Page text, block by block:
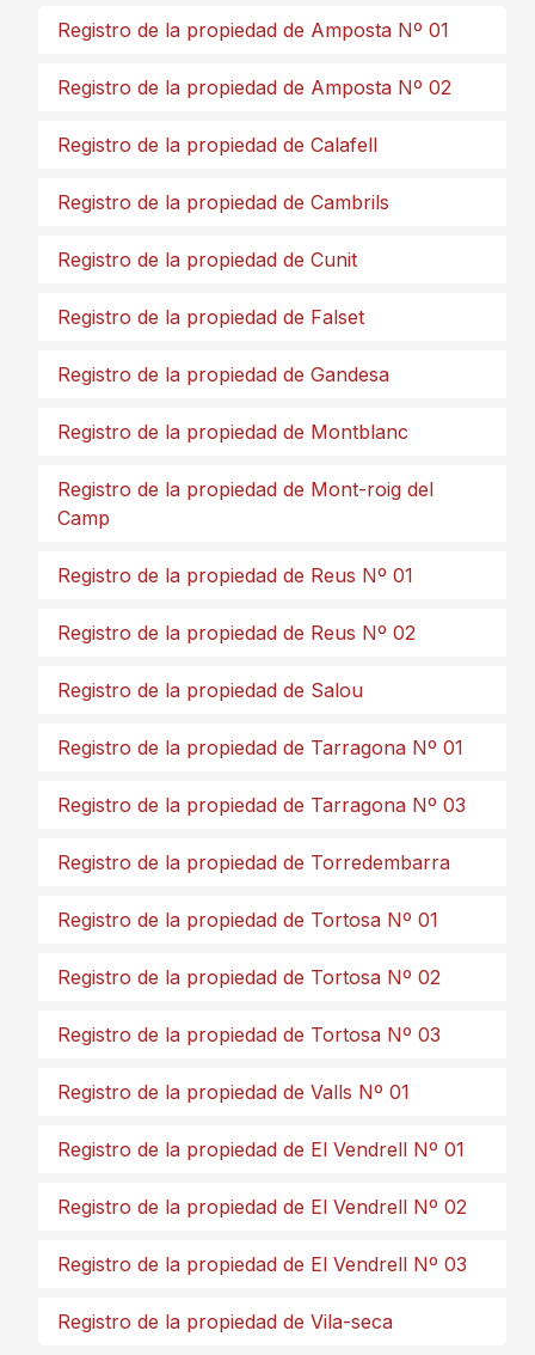
Registro de la propiedad de Amposta Nº 01
Registro de la propiedad de Amposta Nº 02
Registro de la propiedad de Calafell
Registro de la propiedad de Cambrils
Registro de la propiedad de Cunit
Registro de la propiedad de Falset
Registro de la propiedad de Gandesa
Registro de la propiedad de Montblanc
Registro de la propiedad de Mont-roig del
Camp
Registro de la propiedad de Reus Nº 01
Registro de la propiedad de Reus Nº 02
Registro de la propiedad de Salou
Registro de la propiedad de Tarragona Nº 01
Registro de la propiedad de Tarragona Nº 03
Registro de la propiedad de Torredembarra
Registro de la propiedad de Tortosa Nº 01
Registro de la propiedad de Tortosa Nº 02
Registro de la propiedad de Tortosa Nº 03
Registro de la propiedad de Valls Nº 01
Registro de la propiedad de El Vendrell Nº 01
Registro de la propiedad de El Vendrell Nº 02
Registro de la propiedad de El Vendrell Nº 03
Registro de la propiedad de Vila-seca